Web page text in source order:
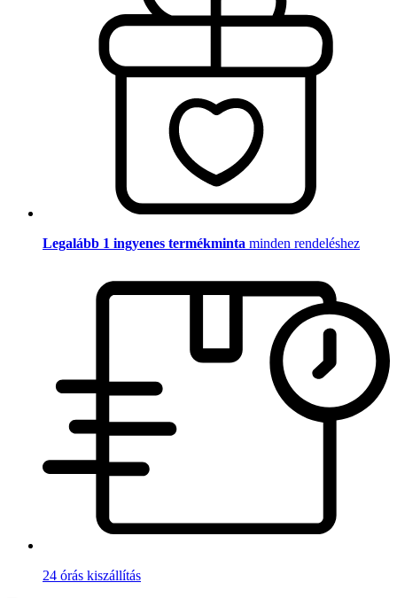
Legalább 1 ingyenes termékminta minden rendeléshez
24 órás kiszállítás